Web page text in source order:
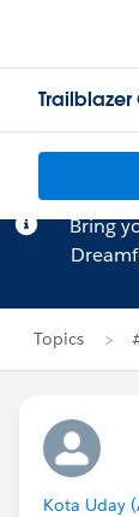
Bring
Topics
Kota Uday